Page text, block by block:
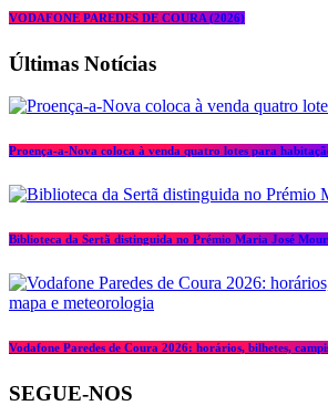
VODAFONE PAREDES DE COURA (2026)
Últimas Notícias
Proença-a-Nova coloca à venda quatro lotes para
Biblioteca da Sertã distinguida no Prémio Maria José
Vodafone Paredes de Coura 2026: horários, bilhetes,
SEGUE-NOS